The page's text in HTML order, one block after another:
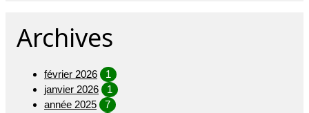
Archives
février 2026
1
janvier 2026
1
année 2025
7